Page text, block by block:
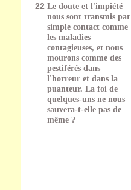
22 Le doute et l'impiété
nous sont transmis par
simple contact comme
les maladies
contagieuses, et nous
mourons comme des
pestiférés dans
l'horreur et dans la
puanteur. La foi de
quelques-uns ne nous
sauvera-t-elle pas de
même ?